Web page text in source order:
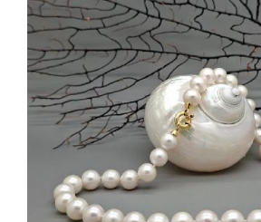
PRODOTTI
BLOG
CONTATTI
Filtra per colore
Disponibile